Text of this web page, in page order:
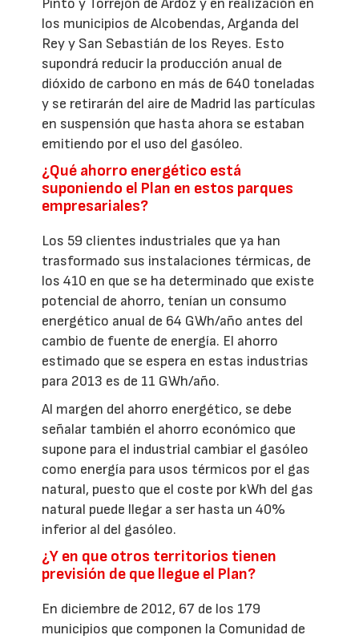
Pinto y Torrejón de Ardoz y en realización en
los municipios de Alcobendas, Arganda del
Rey y San Sebastián de los Reyes. Esto
supondrá reducir la producción anual de
dióxido de carbono en más de 640 toneladas
y se retirarán del aire de Madrid las partículas
en suspensión que hasta ahora se estaban
emitiendo por el uso del gasóleo.
¿Qué ahorro energético está
suponiendo el Plan en estos parques
empresariales?
Los 59 clientes industriales que ya han
trasformado sus instalaciones térmicas, de
los 410 en que se ha determinado que existe
potencial de ahorro, tenían un consumo
energético anual de 64 GWh/año antes del
cambio de fuente de energía. El ahorro
estimado que se espera en estas industrias
para 2013 es de 11 GWh/año.
Al margen del ahorro energético, se debe
señalar también el ahorro económico que
supone para el industrial cambiar el gasóleo
como energía para usos térmicos por el gas
natural, puesto que el coste por kWh del gas
natural puede llegar a ser hasta un 40%
inferior al del gasóleo.
¿Y en que otros territorios tienen
previsión de que llegue el Plan?
En diciembre de 2012, 67 de los 179
municipios que componen la Comunidad de